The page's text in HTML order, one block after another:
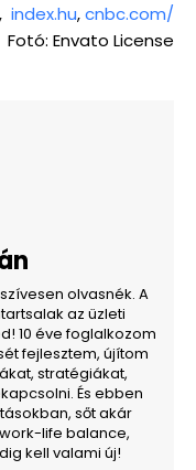
, index.hu,cnbc.com/
Fotó: Envato License
olvasnék. A
az üzleti
10 éve foglalkozom
fejlesztem, újítom
stratégiákat,
És ebben
sőt akár
life balance,
kell valami új!